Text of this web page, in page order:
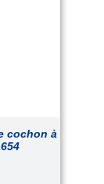
cochon à